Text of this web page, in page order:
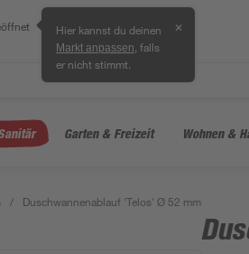
Hier kannst du deinen
Markt anpassen , falls
er nicht stimmt.
✕
Garten & Freizeit Wohnen &
/ Duschwannenablauf 'Telos' Ø 52 mm